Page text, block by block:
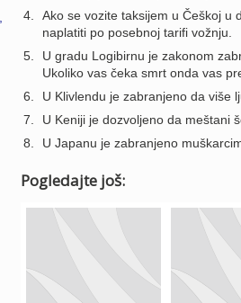
Ako se vozite taksijem u Češkoj u
naplatiti po posebnoj tarifi vožnju.
U gradu Logibirnu je zakonom
Ukoliko vas čeka smrt onda vas
U Klivlendu je zabranjeno da više
U Keniji je dozvoljeno da meštani
U Japanu je zabranjeno
Pogledajte još: